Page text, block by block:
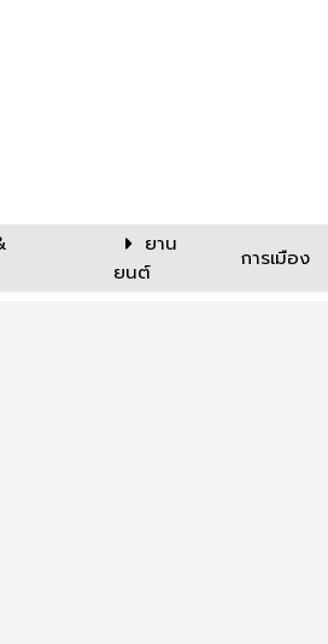
ยาน
ยนต์
การเมือง